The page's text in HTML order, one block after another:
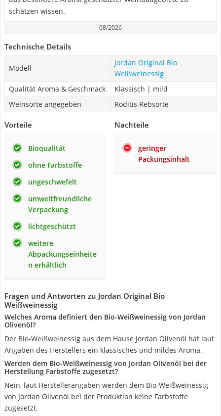
schätzen wissen.
08/2026
Technische Details
Modell
Jordan Original Bio
Weißweinessig
Qualität Aroma & Geschmack
Klassisch | mild
Weinsorte angegeben
Roditis Rebsorte
Vorteile
Bioqualität
ohne Farbstoffe
ungeschwefelt
umweltfreundliche
Verpackung
lichtgeschützt
weitere
Abpackungseinheite
n erhältlich
Nachteile
geringer
Packungsinhalt
Fragen und Antworten zu Jordan Original Bio
Weißweinessig
Welches Aroma definiert den Bio-Weißweinessig von Jordan
Olivenöl?
Der Bio-Weißweinessig aus dem Hause Jordan Olivenöl hat laut
Angaben des Herstellers ein klassisches und mildes Aroma.
Werden dem Bio-Weißweinessig von Jordan Olivenöl bei der
Herstellung Farbstoffe zugesetzt?
Nein, laut Herstellerangaben werden dem Bio-Weißweinessig
von Jordan Olivenöl bei der Produktion keine Farbstoffe
zugesetzt.